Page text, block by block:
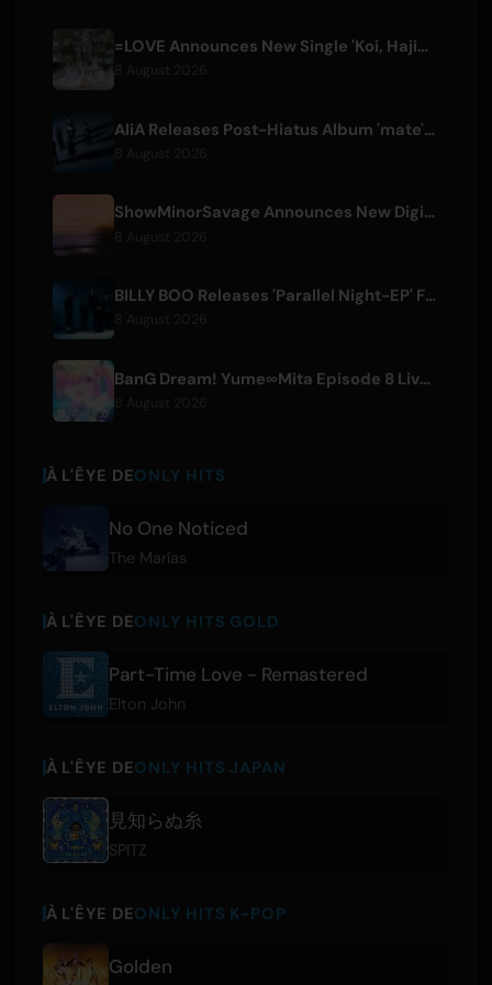
=LOVE Announces New Single 'Koi, Hajimemashita.' and Tokyo Dome Concerts
AliA Releases Post-Hiatus Album 'mate', Announces Tokyo Live
ShowMinorSavage Announces New Digital Single 'Gradation'
BILLY BOO Releases 'Parallel Night-EP' Featuring TV Drama Theme Song
BanG Dream! Yume∞Mita Episode 8 Live Clip Released
À L'ÊYE DEONLY HITS
No One Noticed
The Marías
À L'ÊYE DEONLY HITS GOLD
Part-Time Love - Remastered
Elton John
À L'ÊYE DEONLY HITS JAPAN
見知らぬ糸
SPITZ
À L'ÊYE DEONLY HITS K-POP
Golden